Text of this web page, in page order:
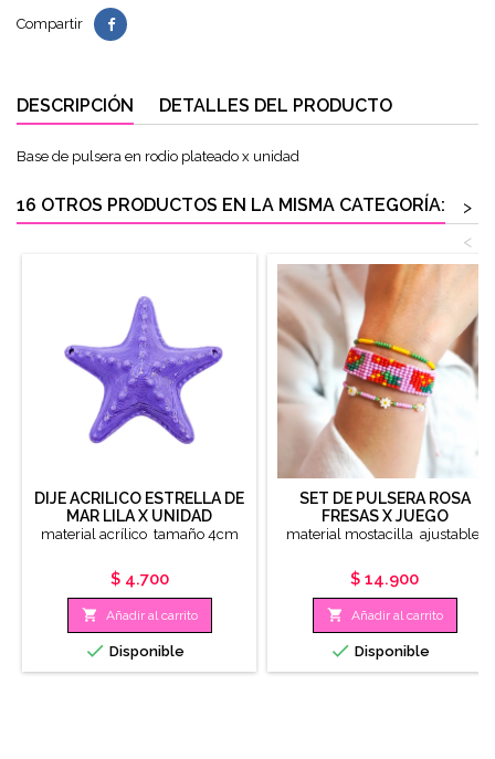
Compartir
DESCRIPCIÓN DETALLES DEL PRODUCTO
Base de pulsera en rodio plateado x unidad
16 OTROS PRODUCTOS EN LA MISMA CATEGORÍA:
>
<
DIJE ACRILICO ESTRELLA DE
MAR LILA X UNIDAD
material acrílico tamaño 4cm
Precio
$ 4.700
 Añadir al carrito
 Disponible
SET DE PULSERA ROSA
FRESAS X JUEGO
material mostacilla ajustable
Precio
$ 14.900
 Añadir al carrito
 Disponible